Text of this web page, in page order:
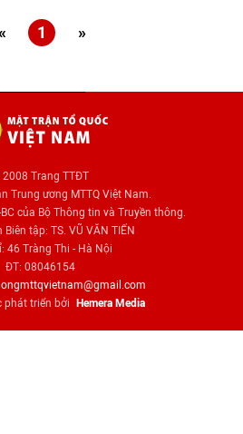
1 »
Trang TTĐT
Trung ương MTTQ Việt Nam.
của Bộ Thông tin và Truyền thông.
tập: TS. VŨ VĂN TIẾN
46 Tràng Thi - Hà Nội
ĐT: 08046154
phát triển bởi
Hemera Media